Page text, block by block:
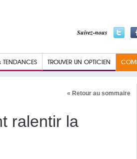
Suivez-nous
TROUVER UN OPTICIEN
« Retour au sommaire
ralentir la